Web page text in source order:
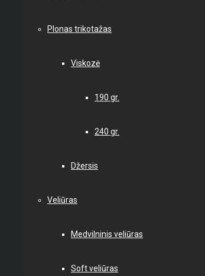
Plonas trikotažas
Viskozė
190 gr.
240 gr.
Džersis
Veliūras
Medvilninis veliūras
Soft veliūras